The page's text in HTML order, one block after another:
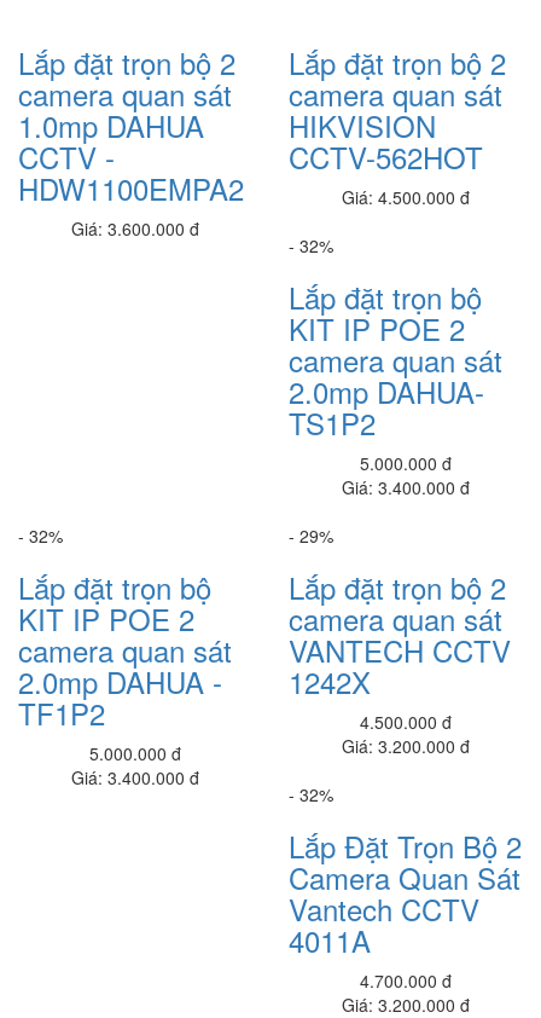
EZVIZ_CS-HAL-LB1-LWAW
Liên hệ
Máy Đo Thân Nhiệt
650.000 đ450,000 đ
Đèn pha 300w - chế độ 3 màu (L64300/3M)
Đèn pha 400w -8 khoan led (L65400/8BT )
1,250,000 đ
Đèn Năng Lượng Mặt trời công sất 50w (L5650)
800,000 đ
Đèn pha 30w - 4 bóng - chế độ 3 màu
650,000 đ
Lắp đặt trọn bộ 1 Camera Wifi 4.0MP KBONE KN-B41
2,040,000 đ
Lắp đặt trọn bộ 1 Camera IP 2.0 Mp KBONE KN-H22PW
Lắp trọn bộ 1 Camera IP WIFI IPC-F22P-IMOU 2.0MP
Lắp đặt trọn bộ 2
camera quan sát
1.0mp DAHUA
CCTV -
HDW1100EMPA2
Giá: 3.600.000 đ
Lắp đặt trọn bộ 2
camera quan sát
HIKVISION
CCTV-562HOT
Giá: 4.500.000 đ
- 32%
Lắp đặt trọn bộ
KIT IP POE 2
camera quan sát
2.0mp DAHUA-
TS1P2
5.000.000 đ
Giá: 3.400.000 đ
- 32%
Lắp đặt trọn bộ
KIT IP POE 2
camera quan sát
2.0mp DAHUA -
TF1P2
5.000.000 đ
Giá: 3.400.000 đ
- 29%
Lắp đặt trọn bộ 2
camera quan sát
VANTECH CCTV
1242X
4.500.000 đ
Giá: 3.200.000 đ
- 32%
Lắp Đặt Trọn Bộ 2
Camera Quan Sát
Vantech CCTV
4011A
4.700.000 đ
Giá: 3.200.000 đ